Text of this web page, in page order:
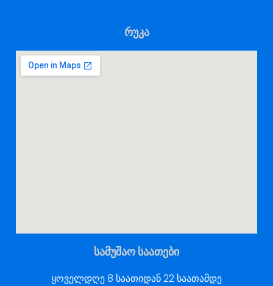
რუკა
სამუშაო საათები
ყოველდღე 8 საათიდან 22 საათამდე